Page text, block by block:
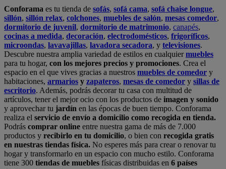
Conforama es tu tienda de sofás, sofá cama, sofá chaise longue,
sillón, sillón relax, colchones, muebles de salón, mesas comedor,
dormitorio de juvenil, dormitorio de matrimonio, canapés,
cocinas a medida, decoración, electrodomésticos, frigoríficos,
microondas, lavavajillas, lavadora secadora, y televisiones.
Descubre nuestra amplia variedad de estilos en cualquiermuebles
para tu hogar, con los mejores precios y promociones. Crea el
espacio en el que vives gracias a nuestros muebles de comedor y
habitaciones, armarios y zapateros, mesas de comedor y sillas de
escritorio. Además, podrás decorar tu casa con multitud de
artículos, tener el mejor ocio con los productos de imagen y sonido
y aprovechar tu jardín en las épocas de buen tiempo. Conforama
realiza el servicio de envío a domicilio como recogida en tienda.
Podrás comprar online entre nuestra gama de más de 7.000
productos y recibirlo en tu domicilio, o bien con recogida gratis
en nuestras tiendas física. No esperes más para crear o renovar tu
hogar y transformarlo en un espacio con mucho estilo. Conforama
tiene 300 tiendas de muebles físicas distribuidas en 6 países